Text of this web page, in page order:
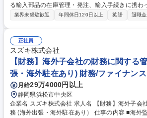
る輸入部品の在庫管理・発注、輸入手続きに携わって
体的には】 海外工場及び海外取引先に対し、国内
業界未経験歓迎 年間休日120日以上 英語 退職
正社員
スズキ株式会社
【財務】海外子会社の財務に関す
張・海外駐在あり) 財務/ファイナンス
月給29万4000円以上
静岡県浜松市中央区
企業名 スズキ株式会社 求人名 【財務】海外子会社の財務に関する管理業
務 (海外出張・海外駐在あり） 仕事の内容 ■海外監査部で財務面を中心に